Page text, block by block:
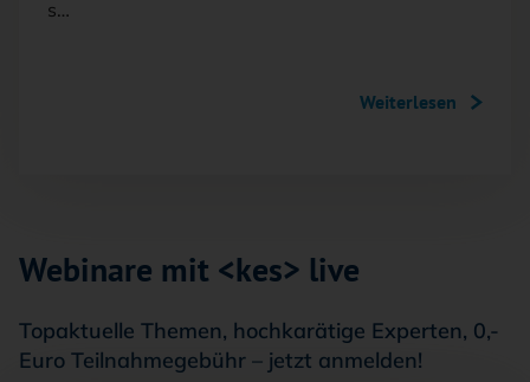
s…
Weiterlesen
Webinare mit <kes> live
Topaktuelle Themen, hochkarätige Experten, 0,-
Euro Teilnahmegebühr – jetzt anmelden!